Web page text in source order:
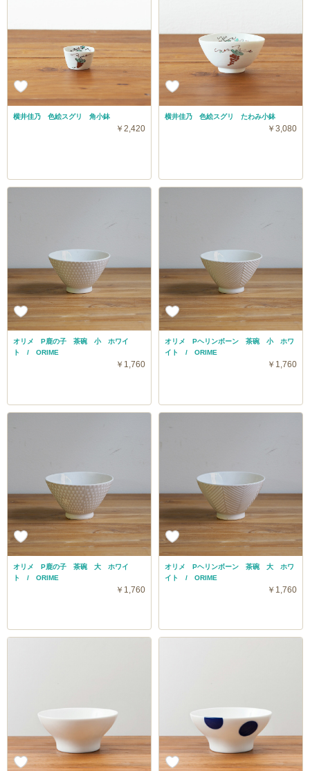
横井佳乃 色絵スグリ 角小鉢
￥2,420
横井佳乃 色絵スグリ たわみ小鉢
￥3,080
オリメ P鹿の子 茶碗 小 ホワイ
ト / ORIME
￥1,760
オリメ Pヘリンボーン 茶碗 小 ホワ
イト / ORIME
￥1,760
オリメ P鹿の子 茶碗 大 ホワイ
ト / ORIME
￥1,760
オリメ Pヘリンボーン 茶碗 大 ホワ
イト / ORIME
￥1,760